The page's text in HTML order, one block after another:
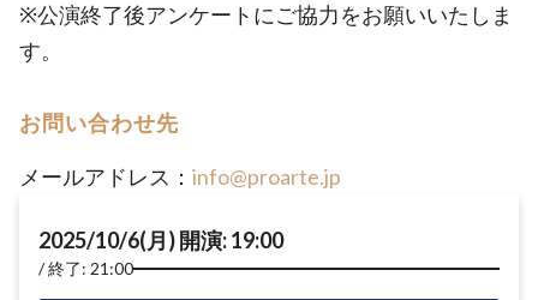
※公演終了後アンケートにご協力をお願いいたしま
す。
お問い合わせ先
メールアドレス： info@proarte.jp
2025/10/6(月) 開演: 19:00
終了: 21:00